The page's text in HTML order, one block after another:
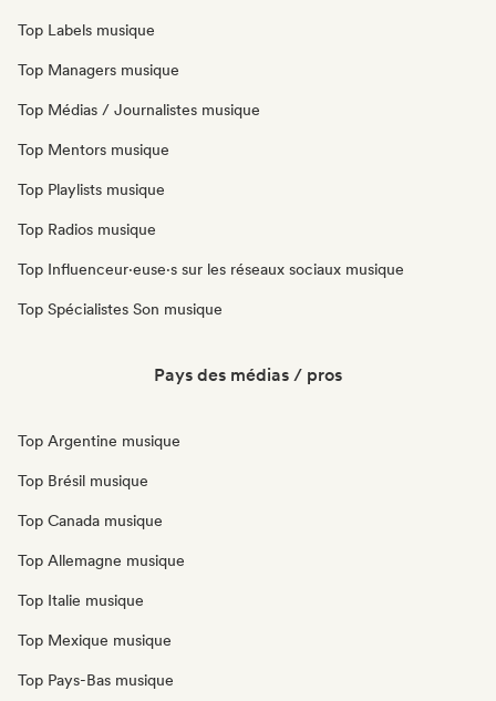
Top Labels musique
Top Managers musique
Top Médias / Journalistes musique
Top Mentors musique
Top Playlists musique
Top Radios musique
Top Influenceur·euse·s sur les réseaux sociaux musique
Top Spécialistes Son musique
Pays des médias / pros
Top Argentine musique
Top Brésil musique
Top Canada musique
Top Allemagne musique
Top Italie musique
Top Mexique musique
Top Pays-Bas musique